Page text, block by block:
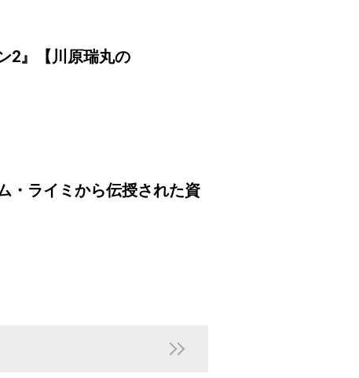
2』【川原瑞丸の
・ライミから伝授された資